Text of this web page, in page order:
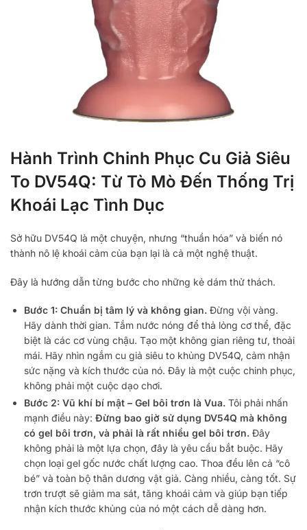
Hành Trình Chinh Phục Cu Giả Siêu
To DV54Q: Từ Tò Mò Đến Thống Trị
Khoái Lạc Tình Dục
Sở hữu DV54Q là một chuyện, nhưng “thuần hóa” và biến nó
thành nô lệ khoái cảm của bạn lại là cả một nghệ thuật.
Đây là hướng dẫn từng bước cho những kẻ dám thử thách.
Bước 1: Chuẩn bị tâm lý và không gian. Đừng vội vàng.
Hãy dành thời gian. Tắm nước nóng để thả lỏng cơ thể, đặc
biệt là các cơ vùng chậu. Tạo một không gian riêng tư, thoải
mái. Hãy nhìn ngắm cu giả siêu to khủng DV54Q, cảm nhận
sức nặng và kích thước của nó. Đây là một cuộc chinh phục,
không phải một cuộc dạo chơi.
Bước 2: Vũ khí bí mật – Gel bôi trơn là Vua. Tôi phải nhấn
mạnh điều này: Đừng bao giờ sử dụng DV54Q mà không
có gel bôi trơn, và phải là rất nhiều gel bôi trơn. Đây
không phải là một lựa chọn, đây là yêu cầu bắt buộc. Hãy
chọn loại gel gốc nước chất lượng cao. Thoa đều lên cả “cô
bé” và toàn bộ thân dương vật giả. Càng nhiều, càng tốt. Sự
trơn trượt sẽ giảm ma sát, tăng khoái cảm và giúp bạn tiếp
nhận kích thước khủng của nó một cách dễ dàng hơn.